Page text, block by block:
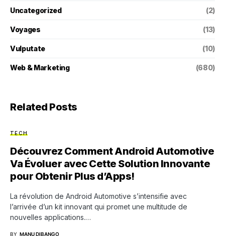
Uncategorized (2)
Voyages (13)
Vulputate (10)
Web & Marketing (680)
Related Posts
TECH
Découvrez Comment Android Automotive
Va Évoluer avec Cette Solution Innovante
pour Obtenir Plus d’Apps!
La révolution de Android Automotive s’intensifie avec
l’arrivée d’un kit innovant qui promet une multitude de
nouvelles applications.…
BY MANU DIBANGO